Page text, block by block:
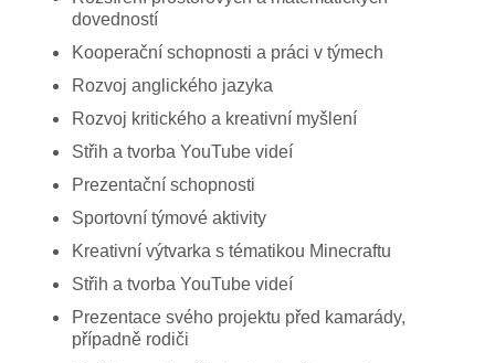
dovedností
Kooperační schopnosti a práci v týmech
Rozvoj anglického jazyka
Rozvoj kritického a kreativní myšlení
Střih a tvorba YouTube videí
Prezentační schopnosti
Sportovní týmové aktivity
Kreativní výtvarka s tématikou Minecraftu
Střih a tvorba YouTube videí
Prezentace svého projektu před kamarády,
případně rodiči